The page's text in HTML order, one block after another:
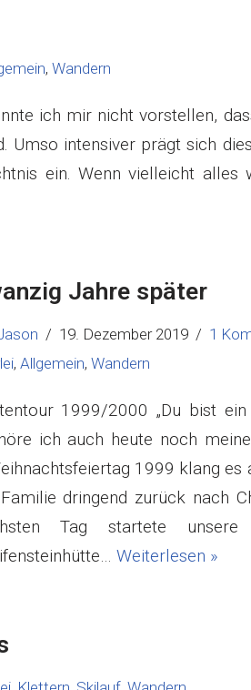
, Wandern
ich mir nicht vorstellen,
Umso intensiver prägt sich
ein. Wenn vielleicht alles
Jahre später
19. Dezember 2019
1
, Allgemein, Wandern
1999/2000 „Du bist ein
ich auch heute noch
1999 klang es
dringend zurück nach
Tag startete
Weiterlesen »